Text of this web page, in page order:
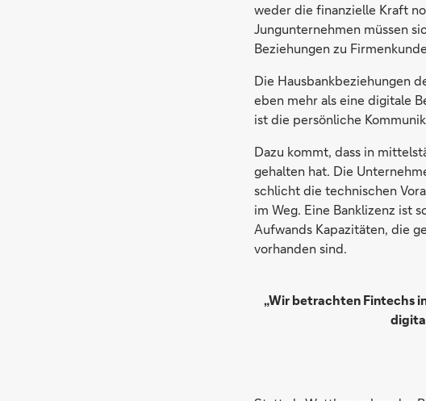
weder die finanzielle Kraft
Jungunternehmen müssen
Beziehungen zu
Die Hausbankbeziehungen
eben mehr als eine digitale
ist die persönliche
Dazu kommt, dass in
gehalten hat. Die
schlicht die technischen
im Weg. Eine Banklizenz ist
Aufwands Kapazitäten, die
vorhanden sind.
„Wir betrachten Fintechs